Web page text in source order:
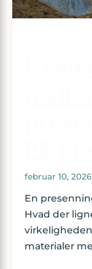
februar 10, 2026
En
Hvad der
materialer